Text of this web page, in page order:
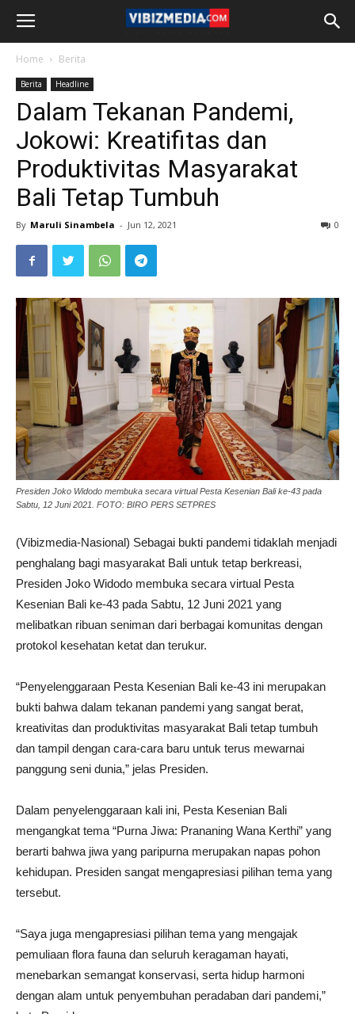
Home Berita
Berita Headline
Dalam Tekanan Pandemi,
Jokowi: Kreatifitas dan
Produktivitas Masyarakat
Bali Tetap Tumbuh
By Maruli Sinambela - Jun 12, 2021 0
Presiden Joko Widodo membuka secara virtual Pesta Kesenian Bali ke-43 pada
Sabtu, 12 Juni 2021. FOTO: BIRO PERS SETPRES
(Vibizmedia-Nasional) Sebagai bukti pandemi tidaklah menjadi
penghalang bagi masyarakat Bali untuk tetap berkreasi,
Presiden Joko Widodo membuka secara virtual Pesta
Kesenian Bali ke-43 pada Sabtu, 12 Juni 2021 yang
melibatkan ribuan seniman dari berbagai komunitas dengan
protokol kesehatan ketat dan terukur.
“Penyelenggaraan Pesta Kesenian Bali ke-43 ini merupakan
bukti bahwa dalam tekanan pandemi yang sangat berat,
kreativitas dan produktivitas masyarakat Bali tetap tumbuh
dan tampil dengan cara-cara baru untuk terus mewarnai
panggung seni dunia,” jelas Presiden.
Dalam penyelenggaraan kali ini, Pesta Kesenian Bali
mengangkat tema “Purna Jiwa: Prananing Wana Kerthi” yang
berarti bahwa jiwa yang paripurna merupakan napas pohon
kehidupan. Presiden sangat mengapresiasi pilihan tema yang
tersebut.
“Saya juga mengapresiasi pilihan tema yang mengajak
pemuliaan flora fauna dan seluruh keragaman hayati,
menebarkan semangat konservasi, serta hidup harmoni
dengan alam untuk penyembuhan peradaban dari pandemi,”